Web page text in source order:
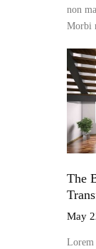
non
Morbi
The
May
Lorem